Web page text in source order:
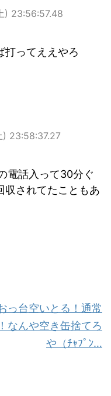
) 23:56:57.48
打ってええやろ
) 23:58:37.27
電話入って30分ぐ
収されてたこともあ
っ台空いとる！通常
なんや空き缶捨てろ
や（ﾁｬﾌﾟﾝ…